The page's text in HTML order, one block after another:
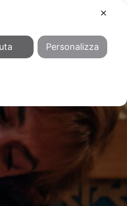
✕
Personalizza